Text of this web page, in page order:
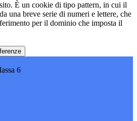
È un cookie di tipo pattern, in cui il
una breve serie di numeri e lettere, che
per il dominio che imposta il
6